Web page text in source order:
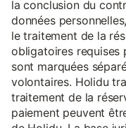
la conclusion du
données
le traitement de la
obligatoires requises
sont marquées
volontaires. Holidu
traitement de la
paiement peuvent